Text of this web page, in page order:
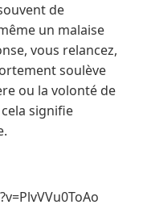
de
un malaise
vous relancez,
soulève
ou la volonté de
signifie